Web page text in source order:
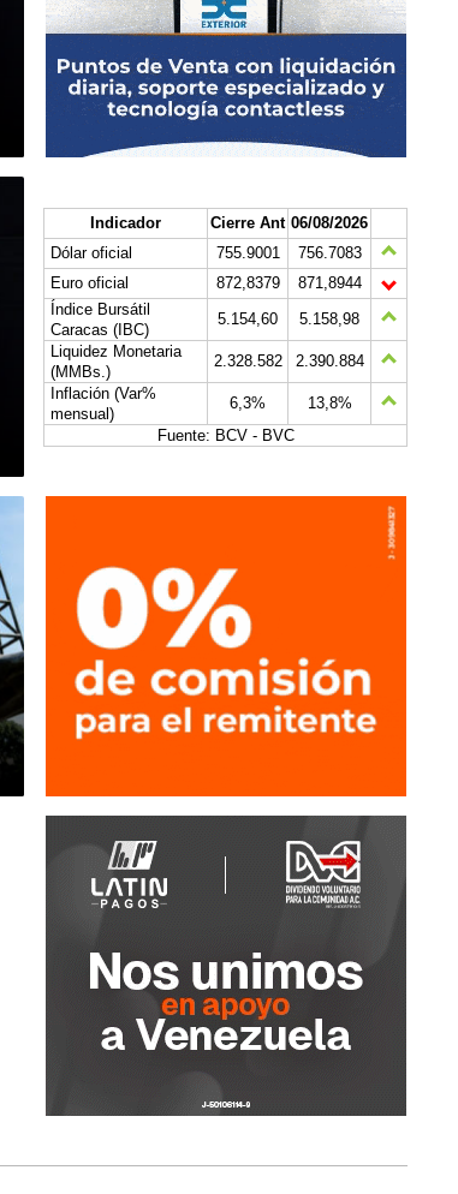
Indicador Cierre Ant 06/08/2026
Dólar oficial
755.9001
756.7083
Euro oficial
872,8379
871,8944
Índice Bursátil
Caracas (IBC)
5.154,60
5.158,98
Liquidez Monetaria
(MMBs.)
2.328.582
2.390.884
Inflación (Var%
mensual)
6,3%
13,8%
Fuente: BCV - BVC